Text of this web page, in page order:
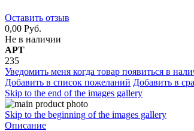
Оставить отзыв
0,00 Руб.
Не в наличии
АРТ
235
Уведомить меня когда товар появиться в
Добавить в список пожеланий Добавить в
Skip to the end of the images gallery
Skip to the beginning of the images gallery
Описание